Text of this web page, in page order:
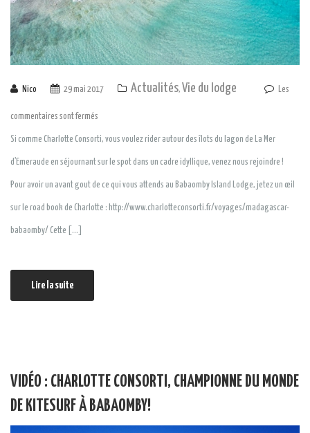
Nico 29 mai 2017 Actualités, Vie du lodge Les
commentaires sont fermés
Si comme Charlotte Consorti, vous voulez rider autour des îlots du lagon de La Mer
d’Emeraude en séjournant sur le spot dans un cadre idyllique, venez nous rejoindre !
Pour avoir un avant gout de ce qui vous attends au Babaomby Island Lodge, jetez un œil
sur le road book de Charlotte : http://www.charlotteconsorti.fr/voyages/madagascar-
babaomby/ Cette […]
Lire la suite
VIDÉO : CHARLOTTE CONSORTI, CHAMPIONNE DU MONDE
DE KITESURF À BABAOMBY!